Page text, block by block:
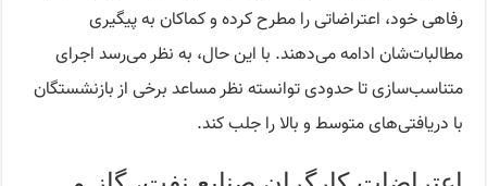
رفاهی خود، اعتراضاتی را مطرح کرده و کماکان به پیگیری
مطالبات‌شان ادامه می‌دهند. با این حال، به نظر می‌رسد اجرای
متناسب‌سازی تا حدودی توانسته نظر مساعد برخی از بازنشستگان
با دریافتی‌های متوسط و بالا را جلب کند.